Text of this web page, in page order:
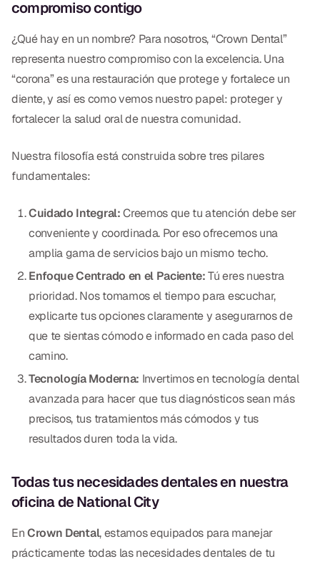
Coronas de Cerámica
Carillas
CBCT
Radiografía Digital
ORTODONCIA
Invisalign
Ortodoncia
Dr. Douglas Ness
Dr. Jared Gibbons
Dr. Christian Bastien
Dr. Marco Casco
compromiso contigo
¿Qué hay en un nombre? Para nosotros, “Crown Dental”
representa nuestro compromiso con la excelencia. Una
“corona” es una restauración que protege y fortalece un
diente, y así es como vemos nuestro papel: proteger y
fortalecer la salud oral de nuestra comunidad.
Nuestra filosofía está construida sobre tres pilares
fundamentales:
Cuidado Integral:Creemos que tu atención debe ser
conveniente y coordinada. Por eso ofrecemos una
amplia gama de servicios bajo un mismo techo.
Enfoque Centrado en el Paciente:Tú eres nuestra
prioridad. Nos tomamos el tiempo para escuchar,
explicarte tus opciones claramente y asegurarnos de
que te sientas cómodo e informado en cada paso del
camino.
Tecnología Moderna: Invertimos en tecnología dental
avanzada para hacer que tus diagnósticos sean más
precisos, tus tratamientos más cómodos y tus
resultados duren toda la vida.
Todas tus necesidades dentales en nuestra
oficina de National City
EnCrown Dental, estamos equipados para manejar
prácticamente todas las necesidades dentales de tu